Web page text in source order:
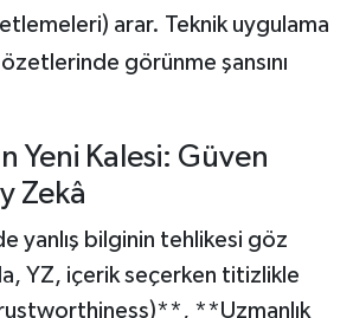
arar. Teknik uygulama
görünme şansını
Yeni Kalesi: Güven
Zekâ
yanlış bilginin tehlikesi göz
YZ, içerik seçerken titizlikle
**Uzmanlık